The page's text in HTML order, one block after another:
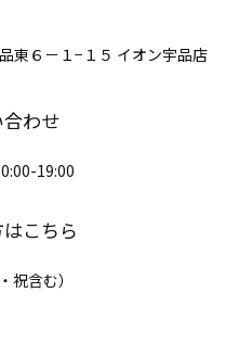
東６－１−１５ イオン宇品店
わせ
19:00
こちら
祝含む）